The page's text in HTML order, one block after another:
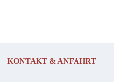
KONTAKT & ANFAHRT